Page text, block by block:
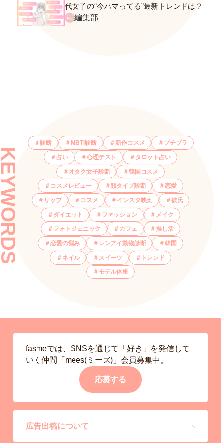
代女子の“今ハマってる”最新トレンドは？
ネクストバズ予報もチェック♪
編集部
診断 MBTI診断 新作コスメ プチプラ
占い 心理テスト タロット占い
オタク女子診断 韓国コスメ
コスメレビュー 顔タイプ診断 恋愛
リップ コスメ インスタ映え 彼氏
ダイエット ファッション メイク
フォトジェニック カフェ 推し活
恋愛の悩み レンアイ動物診断 韓国
ネイル スイーツ トレンド
モデル体重
fasmeでは、SNSを通じて「好き」を発信して
いく仲間「mees(ミーズ)」会員募集中。
応募する
広告出稿について